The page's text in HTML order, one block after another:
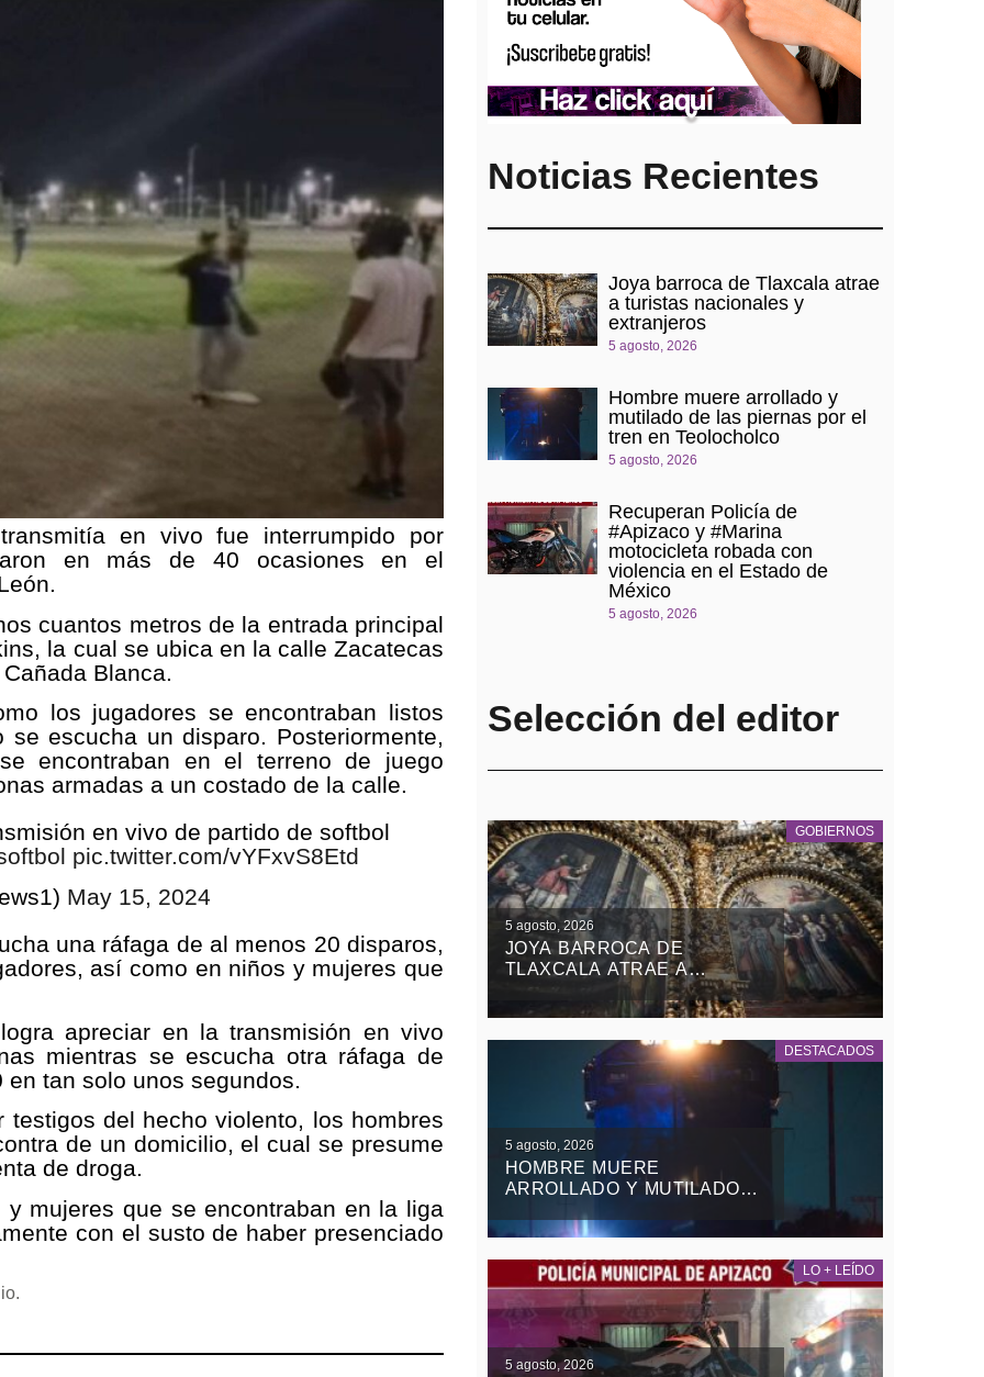
en vivo fue interrumpido por
en más de 40 ocasiones en el
cuantos metros de la entrada principal
la cual se ubica en la calle Zacatecas
Blanca.
los jugadores se encontraban listos
escucha un disparo. Posteriormente,
encontraban en el terreno de juego
armadas a un costado de la calle.
en vivo de partido de softbol
pic.twitter.com/vYFxvS8Etd
May 15, 2024
una ráfaga de al menos 20 disparos,
así como en niños y mujeres que
apreciar en la transmisión en vivo
mientras se escucha otra ráfaga de
tan solo unos segundos.
del hecho violento, los hombres
de un domicilio, el cual se presume
de droga.
mujeres que se encontraban en la liga
con el susto de haber presenciado
Noticias Recientes
Joya barroca de Tlaxcala atrae
a turistas nacionales y
extranjeros
5 agosto, 2026
Hombre muere arrollado y
mutilado de las piernas por el
tren en Teolocholco
5 agosto, 2026
Recuperan Policía de
#Apizaco y #Marina
motocicleta robada con
violencia en el Estado de
México
5 agosto, 2026
Selección del editor
GOBIERNOS
5 agosto, 2026
JOYA BARROCA DE
TLAXCALA ATRAE A
TURISTAS NACIONALES Y
EXTRANJEROS
DESTACADOS
5 agosto, 2026
HOMBRE MUERE
ARROLLADO Y MUTILADO
TREN EN TEOLOCHOLCO
LO + LEÍDO
5 agosto, 2026